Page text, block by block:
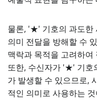
물론, '★' 기호의 과도한
의미 전달을 방해할 수
맥락과 목적을 고려하여
또한, 수신자가 '★' 기호
가 발생할 수 있으므로,
적인 의미로 사용하는